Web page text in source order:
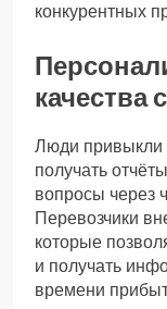
конкурентных
качества
Люди привыкли
получать
вопросы через
Перевозчики
которые
и получать
времени